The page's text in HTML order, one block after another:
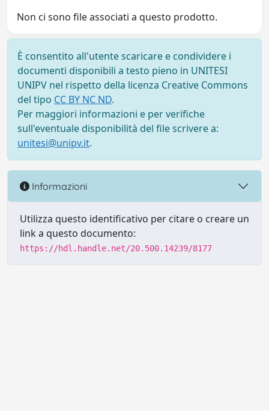
Non ci sono file associati a questo prodotto.
È consentito all'utente scaricare e condividere i
documenti disponibili a testo pieno in UNITESI
UNIPV nel rispetto della licenza Creative Commons
del tipo CC BY NC ND.
Per maggiori informazioni e per verifiche
sull'eventuale disponibilità del file scrivere a:
unitesi@unipv.it.
Informazioni
Utilizza questo identificativo per citare o creare un
link a questo documento:
https://hdl.handle.net/20.500.14239/8177